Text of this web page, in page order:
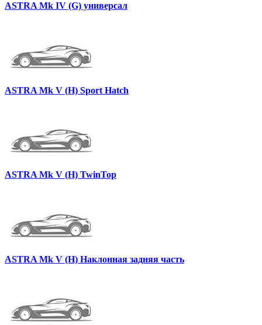
ASTRA Mk IV (G) универсал
ASTRA Mk V (H) Sport Hatch
ASTRA Mk V (H) TwinTop
ASTRA Mk V (H) Наклонная задняя часть